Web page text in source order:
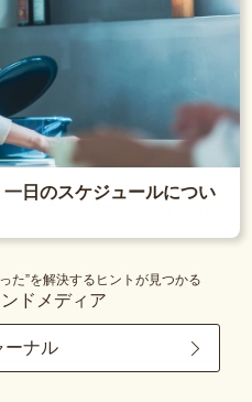
日のスケジュールについ
た”を解決するヒントが見つかる
ドメディア
ーナル